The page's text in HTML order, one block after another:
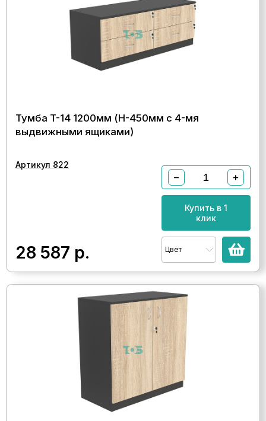
Тумба T-14 1200мм (H-450мм с 4-мя
выдвижными ящиками)
Артикул 822
28 587 р.
− +
Купить в 1
клик
Цвет